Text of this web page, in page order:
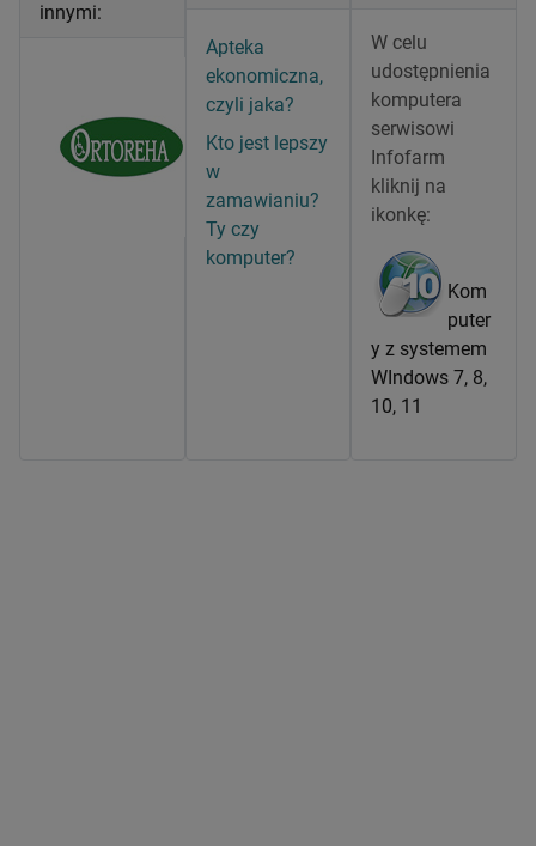
innymi:
Apteka
ekonomiczna,
czyli jaka?
Kto jest lepszy
w
zamawianiu?
Ty czy
komputer?
W celu
udostępnienia
komputera
serwisowi
Infofarm
kliknij na
ikonkę:
Kom
puter
y z systemem
WIndows 7, 8,
10, 11